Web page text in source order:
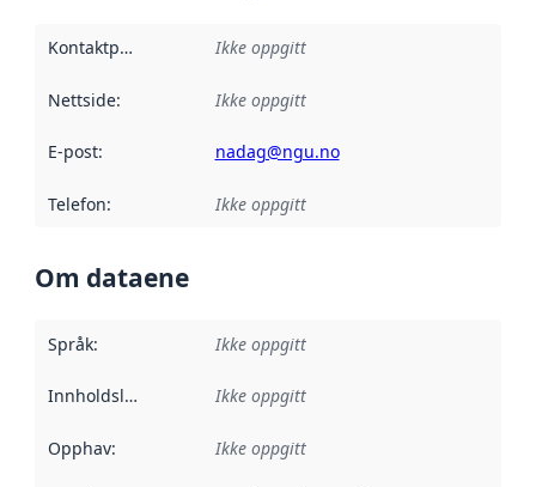
Kontaktpunkt Ikke oppgitt
Nettside: Ikke oppgitt
E-post: nadag@ngu.no
Telefon: Ikke oppgitt
Om dataene
Språk: Ikke oppgitt
Innholdsleverandører :
Ikke oppgitt
Opphav: Ikke oppgitt